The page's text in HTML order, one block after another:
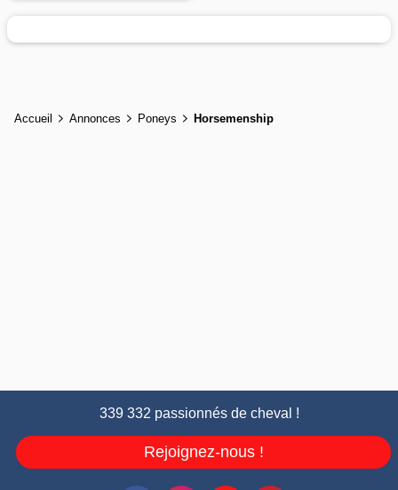
Accueil Annonces Poneys Horsemenship
339 332 passionnés de cheval !
Rejoignez-nous !